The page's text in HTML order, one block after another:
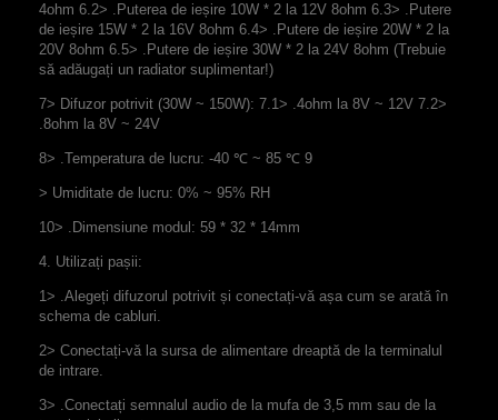
4ohm 6.2> .Puterea de ieșire 10W * 2 la 12V 8ohm 6.3> .Putere
de ieșire 15W * 2 la 16V 8ohm 6.4> .Putere de ieșire 20W * 2 la
20V 8ohm 6.5> .Putere de ieșire 30W * 2 la 24V 8ohm (Trebuie
să adăugați un radiator suplimentar!)
7> Difuzor potrivit (30W ~ 150W): 7.1> .4ohm la 8V ~ 12V 7.2>
.8ohm la 8V ~ 24V
8> .Temperatura de lucru: -40 ℃ ~ 85 ℃ 9
> Umiditate de lucru: 0% ~ 95% RH
10> .Dimensiune modul: 59 * 32 * 14mm
4. Utilizați pașii:
1> .Alegeți difuzorul potrivit și conectați-vă așa cum se arată în
schema de cabluri.
2> Conectați-vă la sursa de alimentare dreaptă de la terminalul
de intrare.
3> .Conectați semnalul audio de la mufa de 3,5 mm sau de la